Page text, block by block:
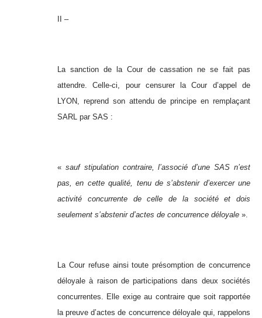
II –
La sanction de la Cour de cassation ne se fait pas
attendre. Celle-ci, pour censurer la Cour d’appel de
LYON, reprend son attendu de principe en remplaçant
SARL par SAS :
« sauf stipulation contraire, l’associé d’une SAS n’est
pas, en cette qualité, tenu de s’abstenir d’exercer une
activité concurrente de celle de la société et dois
seulement s’abstenir d’actes de concurrence déloyale ».
La Cour refuse ainsi toute présomption de concurrence
déloyale à raison de participations dans deux sociétés
concurrentes. Elle exige au contraire que soit rapportée
la preuve d’actes de concurrence déloyale qui, rappelons